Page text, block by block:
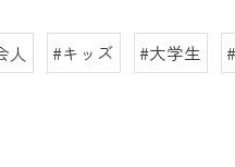
人 #キッズ #大学生